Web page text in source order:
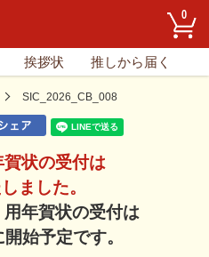
0
挨拶状 推しから届く
SIC_2026_CB_008
状の受付は
ました。
年賀状の受付は
始予定です。